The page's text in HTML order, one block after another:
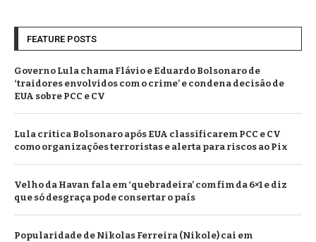
FEATURE POSTS
Governo Lula chama Flávio e Eduardo Bolsonaro de
‘traidores envolvidos com o crime’ e condena decisão de
EUA sobre PCC e CV
Lula critica Bolsonaro após EUA classificarem PCC e CV
como organizações terroristas e alerta para riscos ao Pix
Velho da Havan fala em ‘quebradeira’ com fim da 6×1 e diz
que só desgraça pode consertar o país
Popularidade de Nikolas Ferreira (Nikole) cai em